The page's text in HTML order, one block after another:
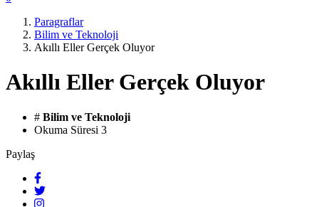
Paragraflar
Bilim ve Teknoloji
Akıllı Eller Gerçek Oluyor
Akıllı Eller Gerçek Oluyor
# Bilim ve Teknoloji
Okuma Süresi 3
Paylaş